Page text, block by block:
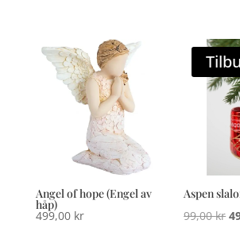
Angel of hope (Engel av
håp)
499,00 kr
Aspen
99,00kr